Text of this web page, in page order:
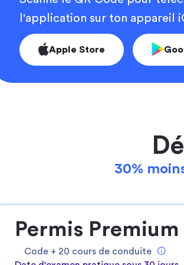
l'application sur ton appareil
Apple Store
30%
Permis Premium
Code + 20 cours de conduite